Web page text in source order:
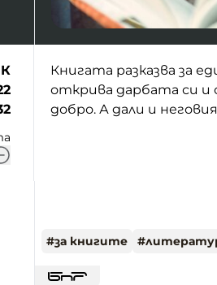
Книгата разказва за
открива дарбата си и
добро. А дали и
#за книгите #